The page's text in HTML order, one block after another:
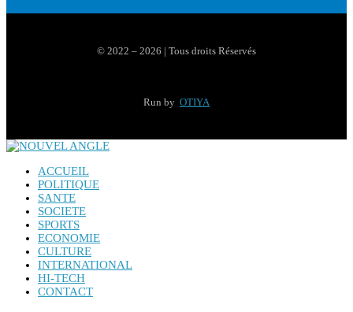
© 2022 – 2026 | Tous droits Réservés
Run by OTIYA
ACCUEIL
POLITIQUE
SANTE
SOCIETE
SPORTS
ECONOMIE
CULTURE
INTERNATIONAL
HI-TECH
CONTACT